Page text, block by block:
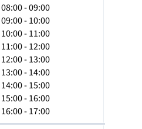
08:00 - 09:00
09:00 - 10:00
10:00 - 11:00
11:00 - 12:00
12:00 - 13:00
13:00 - 14:00
14:00 - 15:00
15:00 - 16:00
16:00 - 17:00